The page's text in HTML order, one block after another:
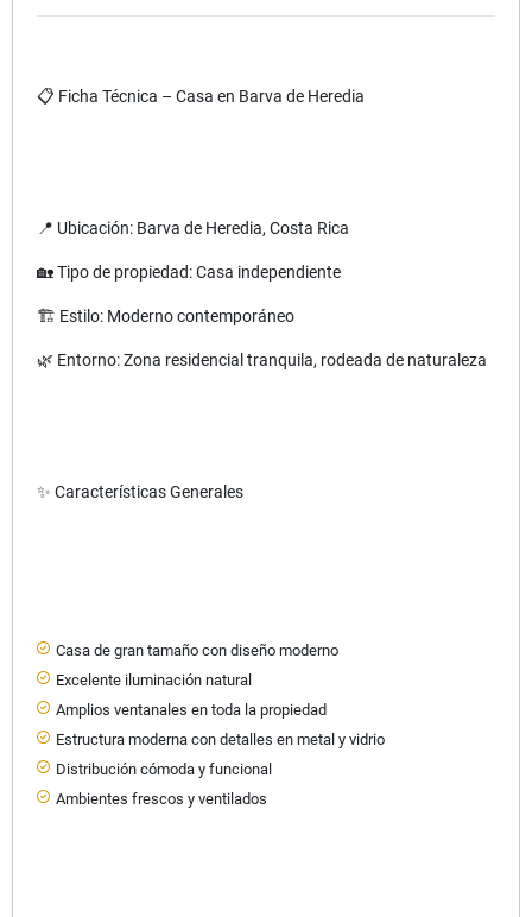
📋 Ficha Técnica – Casa en Barva de Heredia
📍 Ubicación: Barva de Heredia, Costa Rica
🏡 Tipo de propiedad: Casa independiente
🏗 Estilo: Moderno contemporáneo
🌿 Entorno: Zona residencial tranquila, rodeada de naturaleza
✨ Características Generales
Casa de gran tamaño con diseño moderno
Excelente iluminación natural
Amplios ventanales en toda la propiedad
Estructura moderna con detalles en metal y vidrio
Distribución cómoda y funcional
Ambientes frescos y ventilados